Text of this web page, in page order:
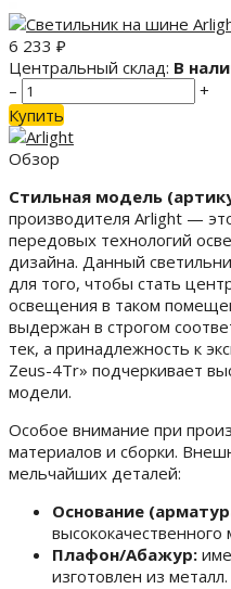
6 233 ₽
Центральный склад: В
–
+
Купить
Обзор
Стильная модель
производителя Arlight —
передовых технологий
дизайна. Данный
для того, чтобы стать
освещения в таком
выдержан в строгом
тек, а принадлежность к
Zeus-4Tr» подчеркивает
модели.
Особое внимание при
материалов и сборки.
мельчайших деталей:
Основание
Плафон/Абажур:
изготовлен из металл.